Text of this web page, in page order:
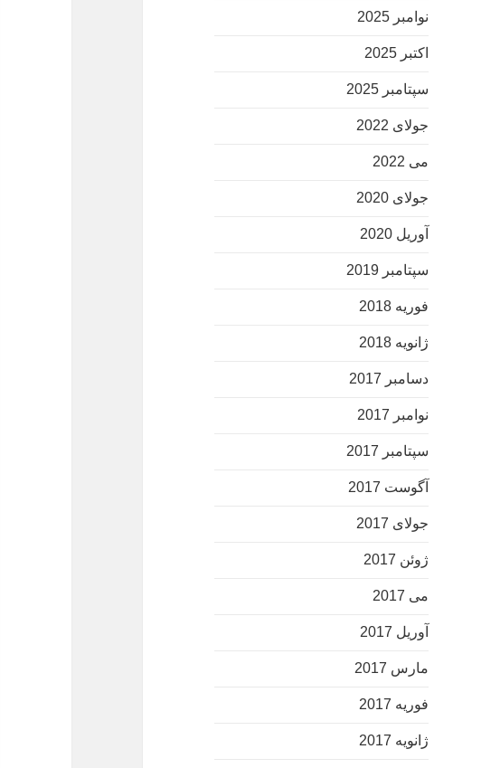
نوامبر 2025
اکتبر 2025
سپتامبر 2025
جولای 2022
می 2022
جولای 2020
آوریل 2020
سپتامبر 2019
فوریه 2018
ژانویه 2018
دسامبر 2017
نوامبر 2017
سپتامبر 2017
آگوست 2017
جولای 2017
ژوئن 2017
می 2017
آوریل 2017
مارس 2017
فوریه 2017
ژانویه 2017